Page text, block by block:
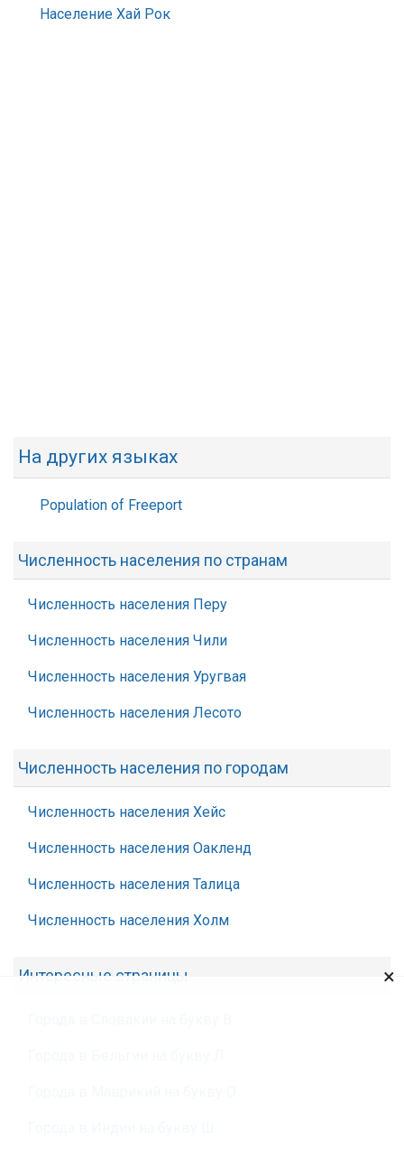
Население Хай Рок
На других языках
Population of Freeport
Численность населения по странам
Численность населения Перу
Численность населения Чили
Численность населения Уругвая
Численность населения Лесото
Численность населения по городам
Численность населения Хейс
Численность населения Оакленд
Численность населения Талица
Численность населения Холм
Интересные страницы ×